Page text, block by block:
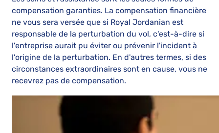
compensation garanties. La compensation financière
ne vous sera versée que si Royal Jordanian est
responsable de la perturbation du vol, c'est-à-dire si
l'entreprise aurait pu éviter ou prévenir l'incident à
l'origine de la perturbation. En d'autres termes, si des
circonstances extraordinaires sont en cause, vous ne
recevrez pas de compensation.